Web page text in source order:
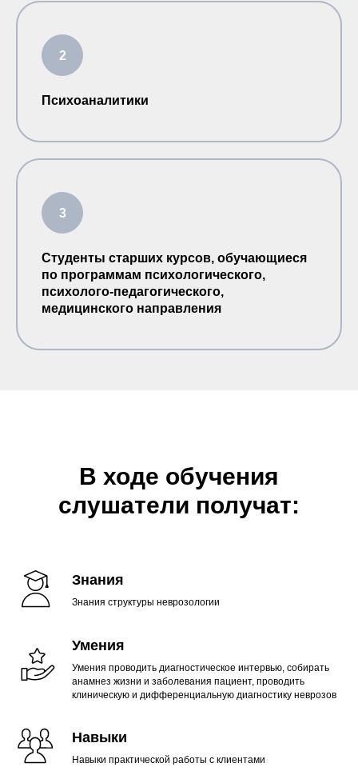
Психоаналитики
Студенты старших курсов, обучающиеся
по программам психологического,
психолого-педагогического,
медицинского направления
В ходе обучения
слушатели получат:
Знания
Знания структуры неврозологии
Умения
Умения проводить диагностическое интервью, собирать
анамнез жизни и заболевания пациент, проводить
клиническую и дифференциальную диагностику неврозов
Навыки
Навыки практической работы с клиентами